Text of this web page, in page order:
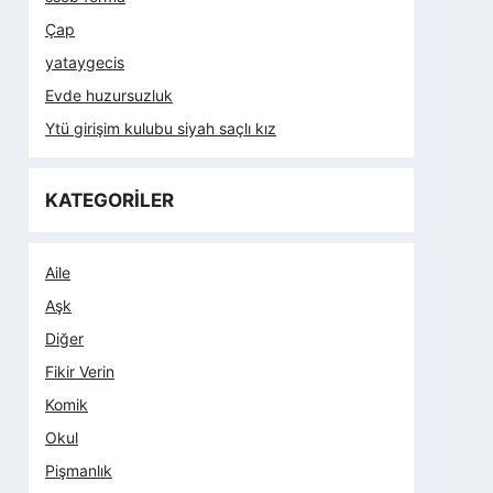
Çap
yataygecis
Evde huzursuzluk
Ytü girişim kulubu siyah saçlı kız
KATEGORİLER
Aile
Aşk
Diğer
Fikir Verin
Komik
Okul
Pişmanlık